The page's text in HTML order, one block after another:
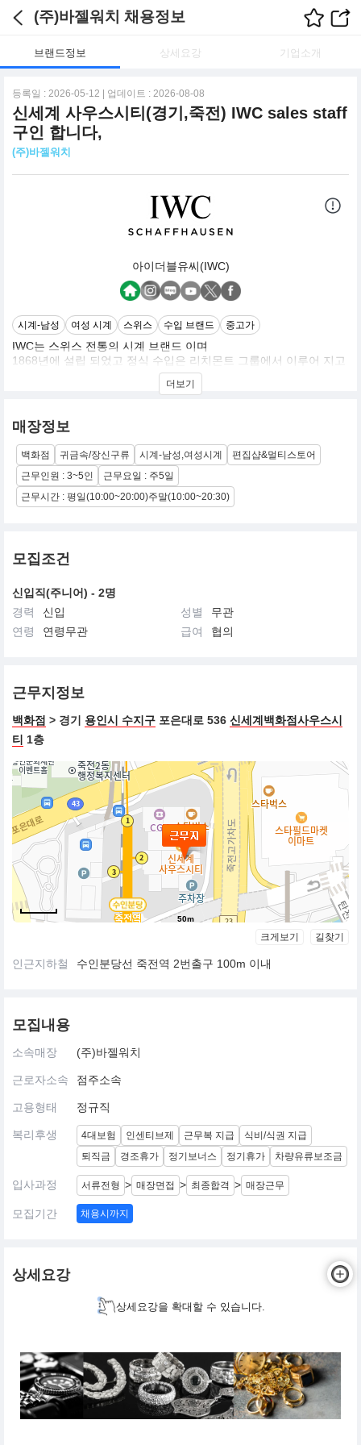
(주)바젤워치 채용정보
브랜드정보 상세요강 기업소개
등록일 : 2026-05-12 | 업데이트 : 2026-08-08
신세계 사우스시티(경기,죽전) IWC sales staff
구인 합니다,
(주)바젤워치
아이더블유씨(IWC)
시계-남성 여성 시계 스위스 수입 브랜드 중고가
IWC는 스위스 전통의 시계 브랜드 이며
1868년에 설립 되었고 정식 수입은 리치몬트 그룹에서 이루어 지고
있으며 현재 남산 하얏트 호텔에 한국의 유일한 브띠끄가 위치해 있
브띠끄에는 다른 곳에서는 쉽게 볼수 없는 스페셜 에디션과 리미티
드 에디션
모델 그리고 브랜드의 모든 라인을 보유 하고 있는
한국의 IWC 를 대표하는 샵입니다.
더보기
매장정보
백화점 귀금속/장신구류 시계-남성,여성시계
편집샵&멀티스토어
근무인원 : 3~5인
근무요일 : 주5일
근무시간 : 평일(10:00~20:00)주말(10:00~20:30)
모집조건
신입직(주니어) - 2명
경력
신입 성별
무관
연령
연령무관 급여 협의
근무지정보
백화점 > 경기 용인시 수지구 포은대로 536 신세계백화점사우스시
티 1층
50m
크게보기 길찾기
인근지하철 수인분당선 죽전역 2번출구 100m 이내
모집내용
소속매장 (주)바젤워치
근로자소속 점주소속
고용형태 정규직
복리후생 4대보험 인센티브제 근무복 지급
식비/식권 지급
퇴직금
경조휴가 정기보너스 정기휴가 차량유류보조금
입사과정 서류전형 > 매장면접 > 최종합격 > 매장근무
모집기간 채용시까지
상세요강
상세요강을 확대할 수 있습니다.